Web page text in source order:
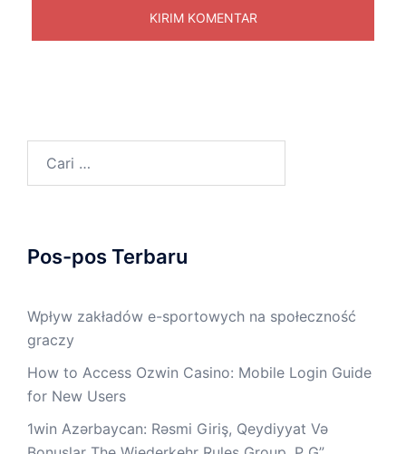
untuk:
Pos-pos Terbaru
Wpływ zakładów e-sportowych na społeczność
graczy
How to Access Ozwin Casino: Mobile Login Guide
for New Users
1win Azərbaycan: Rəsmi Giriş, Qeydiyyat Və